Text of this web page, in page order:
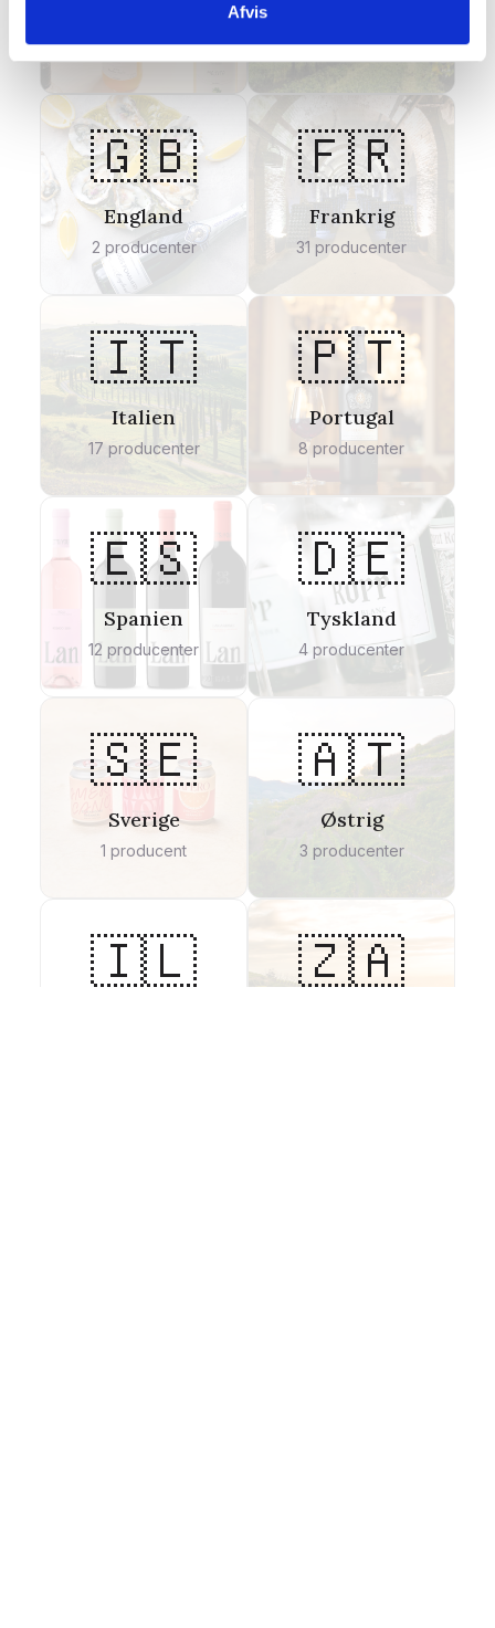
Afvis
1 producent 2 producenter
🇬🇧
England
2 producenter
🇫🇷
Frankrig
31 producenter
🇮🇹
Italien
17 producenter
🇵🇹
Portugal
8 producenter
🇪🇸
Spanien
12 producenter
🇩🇪
Tyskland
4 producenter
🇸🇪
Sverige
1 producent
🇦🇹
Østrig
3 producenter
🇮🇱 🇿🇦